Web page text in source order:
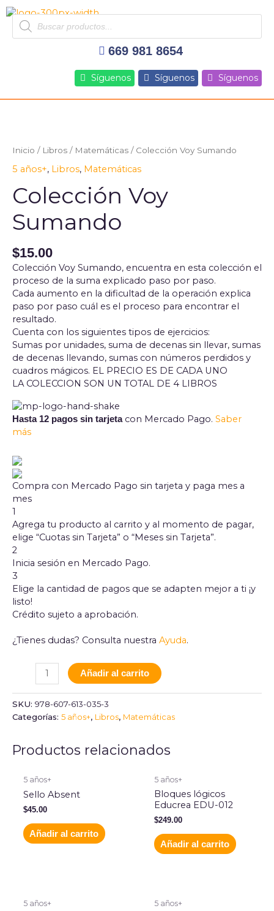
al
contenido
Products
search
669 981 8654
Síguenos Síguenos Síguenos
Inicio / Libros / Matemáticas / Colección Voy Sumando
5 años+, Libros, Matemáticas
Colección Voy
Sumando
$15.00
Colección Voy Sumando, encuentra en esta colección el
proceso de la suma explicado paso por paso.
Cada aumento en la dificultad de la operación explica
paso por paso cuál es el proceso para encontrar el
resultado.
Cuenta con los siguientes tipos de ejercicios:
Sumas por unidades, suma de decenas sin llevar, sumas
de decenas llevando, sumas con números perdidos y
cuadros mágicos. EL PRECIO ES DE CADA UNO
LA COLECCION SON UN TOTAL DE 4 LIBROS
Hasta 12 pagos sin tarjetacon Mercado Pago. Saber
más
Compra con Mercado Pago sin tarjeta y paga mes a
mes
1
Agrega tu producto al carrito y al momento de pagar,
elige “Cuotas sin Tarjeta” o “Meses sin Tarjeta”.
2
Inicia sesión en Mercado Pago.
3
Elige la cantidad de pagos que se adapten mejor a ti ¡y
listo!
Crédito sujeto a aprobación.
¿Tienes dudas? Consulta nuestra Ayuda.
Sumando
cantidad
Añadir al carrito
SKU: 978-607-613-035-3
Categorías: 5 años+, Libros, Matemáticas
Productos relacionados
5 años+
Sello Absent
$45.00
Añadir al carrito
5 años+
Bloques lógicos
Educrea EDU-012
$249.00
Añadir al carrito
5 años+ 5 años+